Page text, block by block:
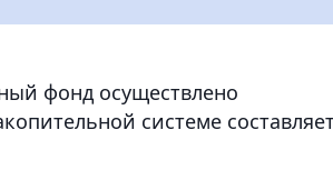
фонд осуществлено
системе